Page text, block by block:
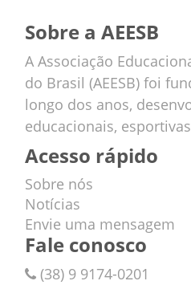
Sobre a AEESB
A Associação
do Brasil (AEESB) foi
longo dos anos,
educacionais,
Acesso rápido
Sobre nós
Notícias
Envie uma mensagem
Fale conosco
(38) 9 9174-0201